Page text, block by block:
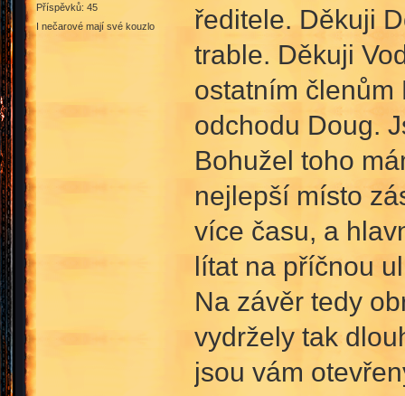
Příspěvků: 45
I nečarové mají své kouzlo
ředitele. Děkuji
trable. Děkuji
ostatním členům
odchodu Doug.
Bohužel toho
nejlepší místo
více času, a
lítat na příčnou
Na závěr tedy
vydržely tak
jsou vám